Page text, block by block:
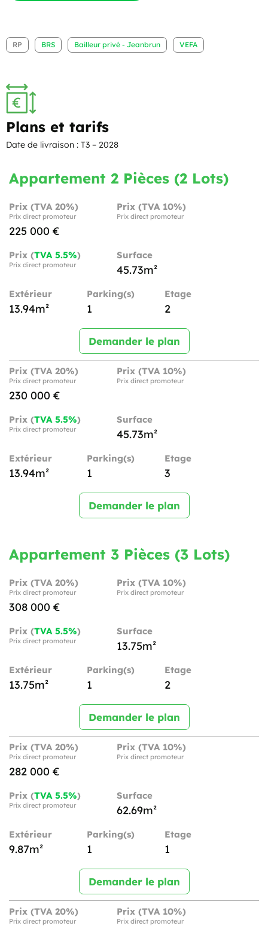
RP BRS Bailleur privé - Jeanbrun VEFA
Plans et tarifs
Date de livraison : T3 – 2028
Appartement 2 Pièces (2 Lots)
Prix (TVA 20%)
Prix direct promoteur
225 000 €
Prix (TVA 10%)
Prix direct promoteur
Prix (TVA 5.5%)
Prix direct promoteur
Surface
45.73m²
Extérieur
13.94m²
Parking(s)
1
Etage
2
Demander le plan
Prix (TVA 20%)
Prix direct promoteur
230 000 €
Prix (TVA 10%)
Prix direct promoteur
Prix (TVA 5.5%)
Prix direct promoteur
Surface
45.73m²
Extérieur
13.94m²
Parking(s)
1
Etage
3
Demander le plan
Appartement 3 Pièces (3 Lots)
Prix (TVA 20%)
Prix direct promoteur
308 000 €
Prix (TVA 10%)
Prix direct promoteur
Prix (TVA 5.5%)
Prix direct promoteur
Surface
13.75m²
Extérieur
13.75m²
Parking(s)
1
Etage
2
Demander le plan
Prix (TVA 20%)
Prix direct promoteur
282 000 €
Prix (TVA 10%)
Prix direct promoteur
Prix (TVA 5.5%)
Prix direct promoteur
Surface
62.69m²
Extérieur
9.87m²
Parking(s)
1
Etage
1
Demander le plan
Prix (TVA 20%)
Prix direct promoteur
Prix (TVA 10%)
Prix direct promoteur